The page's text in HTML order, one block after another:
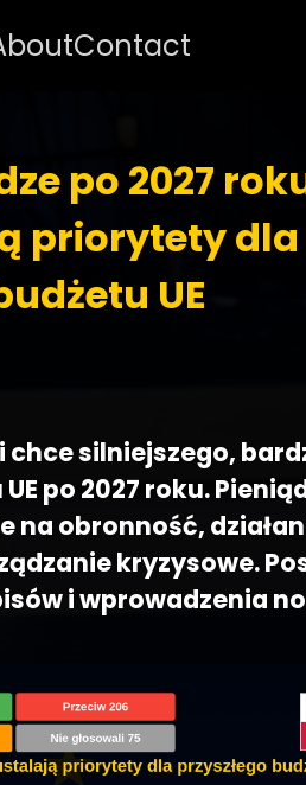
Contact
po 2027
priorytety dla
UE
chce silniejszego,
po 2027 roku.
na obronność,
kryzysowe.
i wprowadzenia